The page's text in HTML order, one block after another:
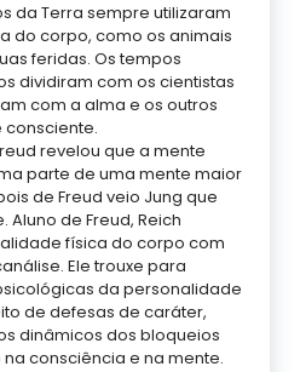
da Terra sempre utilizaram
do corpo, como os animais
feridas. Os tempos
dividiram com os cientistas
com a alma e os outros
revelou que a mente
parte de uma mente maior
de Freud veio Jung que
Aluno de Freud, Reich
física do corpo com
Ele trouxe para
da personalidade
de defesas de caráter,
dinâmicos dos bloqueios
consciência e na mente.